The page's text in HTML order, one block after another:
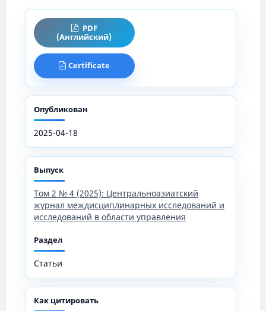
PDF
(Английский)
Certificate
Опубликован
2025-04-18
Выпуск
Том 2 № 4 (2025): Центральноазиатский
журнал междисциплинарных исследований и
исследований в области управления
Раздел
Статьи
Как цитировать